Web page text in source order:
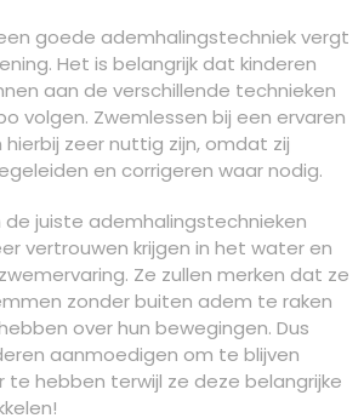
goede ademhalingstechniek vergt
Het is belangrijk dat kinderen
aan de verschillende technieken
volgen. Zwemlessen bij een ervaren
zeer nuttig zijn, omdat zij
en corrigeren waar nodig.
de juiste ademhalingstechnieken
vertrouwen krijgen in het water en
Ze zullen merken dat ze
zonder buiten adem te raken
over hun bewegingen. Dus
aanmoedigen om te blijven
te hebben terwijl ze deze belangrijke